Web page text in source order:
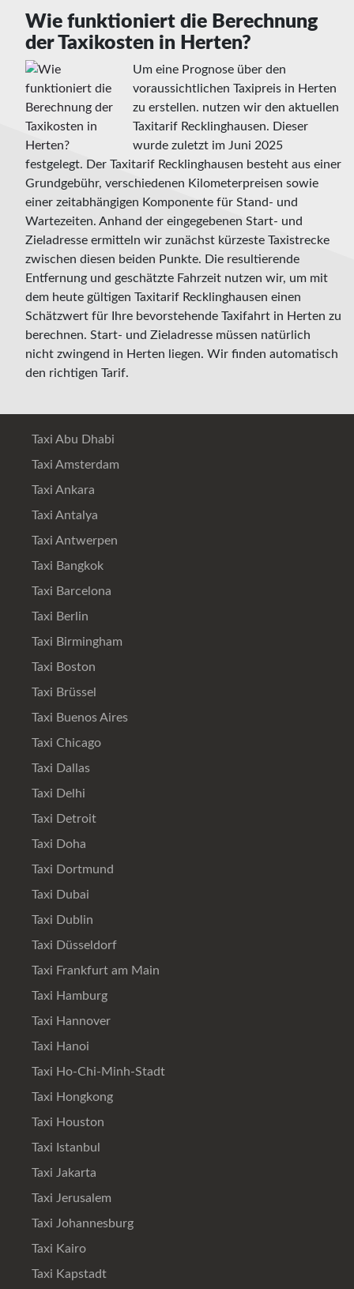
Wie funktioniert die Berechnung
der Taxikosten in Herten?
Um eine Prognose über den
voraussichtlichen Taxipreis in Herten
zu erstellen. nutzen wir den aktuellen
Taxitarif Recklinghausen. Dieser
wurde zuletzt im Juni 2025
festgelegt. Der Taxitarif Recklinghausen besteht aus einer
Grundgebühr, verschiedenen Kilometerpreisen sowie
einer zeitabhängigen Komponente für Stand- und
Wartezeiten. Anhand der eingegebenen Start- und
Zieladresse ermitteln wir zunächst kürzeste Taxistrecke
zwischen diesen beiden Punkte. Die resultierende
Entfernung und geschätzte Fahrzeit nutzen wir, um mit
dem heute gültigen Taxitarif Recklinghausen einen
Schätzwert für Ihre bevorstehende Taxifahrt in Herten zu
berechnen. Start- und Zieladresse müssen natürlich
nicht zwingend in Herten liegen. Wir finden automatisch
den richtigen Tarif.
Taxi Abu Dhabi
Taxi Amsterdam
Taxi Ankara
Taxi Antalya
Taxi Antwerpen
Taxi Bangkok
Taxi Barcelona
Taxi Berlin
Taxi Birmingham
Taxi Boston
Taxi Brüssel
Taxi Buenos Aires
Taxi Chicago
Taxi Dallas
Taxi Delhi
Taxi Detroit
Taxi Doha
Taxi Dortmund
Taxi Dubai
Taxi Dublin
Taxi Düsseldorf
Taxi Frankfurt am Main
Taxi Hamburg
Taxi Hannover
Taxi Hanoi
Taxi Ho-Chi-Minh-Stadt
Taxi Hongkong
Taxi Houston
Taxi Istanbul
Taxi Jakarta
Taxi Jerusalem
Taxi Johannesburg
Taxi Kairo
Taxi Kapstadt